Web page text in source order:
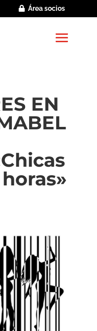
Área socios
EN